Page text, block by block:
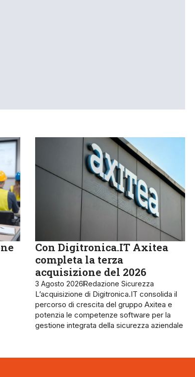
Con Digitronica.IT Axitea
completa la terza
acquisizione del 2026
3 Agosto 2026Redazione Sicurezza
L’acquisizione di Digitronica.IT consolida il
percorso di crescita del gruppo Axitea e
potenzia le competenze software per la
gestione integrata della sicurezza aziendale